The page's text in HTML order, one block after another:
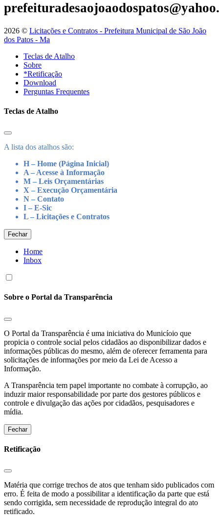
2026 © Licitações e Contratos - Prefeitura Municipal de São João
dos Patos - Ma
Teclas de Atalho
Sobre
*Retificação
Download
Perguntas Frequentes
Teclas de Atalho
A lista dos atalhos são:
H – Home (Página Inicial)
A – Acesse à Informação
M – Leis Orçamentárias
X – Execução Orçamentária
N – Contato
I – E-Sic
L – Licitações e Contratos
Fechar
Home
Inbox
Sobre o Portal da Transparência
O Portal da Transparência é uma iniciativa do Municíoio que
propicia o controle social pelos cidadãos ao disponibilizar dados e
informações públicas do mesmo, além de oferecer ferramenta para
solicitações de informações por meio da Lei de Acesso a
Informação.
A Transparência tem papel importante no combate à corrupção, ao
induzir maior responsabilidade por parte dos gestores públicos e
controle e divulgação das ações por cidadãos, pesquisadores e
mídia.
Fechar
Retificação
Matéria que corrige trechos de atos que tenham sido publicados com
erro. É feita de modo a possibilitar a identificação da parte que está
sendo corrigida, sem necessidade de reprodução integral do ato
retificado.